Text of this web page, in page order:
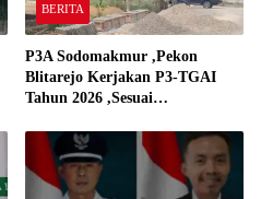
BERITA
P3A Sodomakmur ,Pekon
Blitarejo Kerjakan P3-TGAI
Tahun 2026 ,Sesuai